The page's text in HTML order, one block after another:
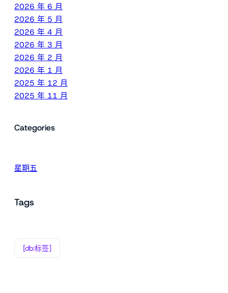
2026 年 6 月
2026 年 5 月
2026 年 4 月
2026 年 3 月
2026 年 2 月
2026 年 1 月
2025 年 12 月
2025 年 11 月
Categories
星期五
Tags
[db:标签]